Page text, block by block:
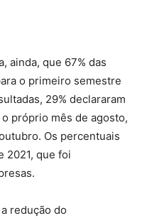
ainda, que 67% das
o primeiro semestre
29% declararam
próprio mês de agosto,
Os percentuais
2021, que foi
redução do